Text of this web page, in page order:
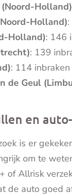
Holland)
Holland)
Holland): 146
: 139
: 114
de Geul
en
is er
om te
of Allrisk
de auto goed